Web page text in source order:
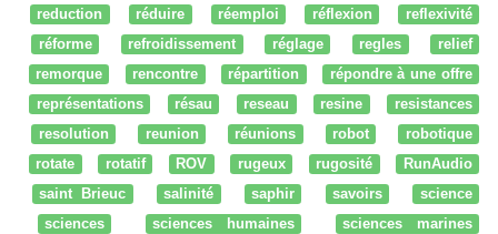
reduction
réduire réemploi réflexion
reflexivité
réforme
refroidissement réglage regles
relief
remorque
rencontre répartition
répondre à une offre
représentations
résau reseau resine
resistances
resolution
reunion réunions robot
robotique
rotate
rotatif ROV rugeux rugosité
RunAudio
saint Brieuc
salinité saphir savoirs
science
sciences
sciences humaines
sciences marines